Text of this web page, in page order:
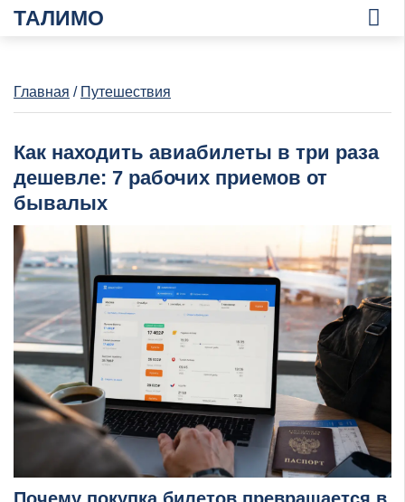
ТАЛИМО
Главная / Путешествия
Как находить авиабилеты в три раза
дешевле: 7 рабочих приемов от
бывалых